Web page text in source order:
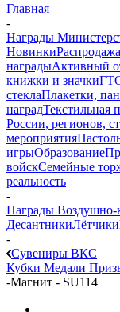
Главная
-
Награды
НовинкиРаспродажа
наградыАктивный
книжки и значки
стеклаПлакетки,
наградТекстильная
России, регионов,
мероприятия
игрыОбразование
войскСемейные
реальность
-
Награды
ДесантникиЛётчики
-
Сувениры ВКС
Кубки Медали
-Магнит - SU114